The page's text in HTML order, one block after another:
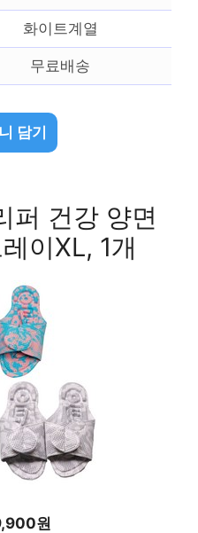
화이트계열
무료배송
담기
퍼 건강 양면
이XL, 1개
원